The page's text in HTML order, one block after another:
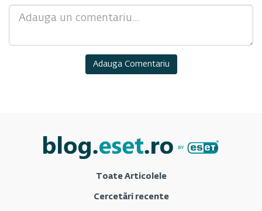
Toate Articolele
Cercetări recente